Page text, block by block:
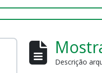
Descrição